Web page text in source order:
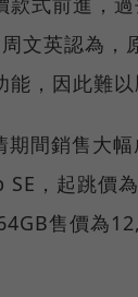
文英認為
，因此難以
間銷售大幅
，起跳價
售價為